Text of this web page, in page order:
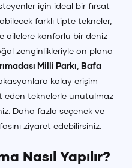
için ideal bir fırsat
farklı tipte tekneler,
ailelere konforlu bir deniz
zenginlikleriyle ön plana
Milli Parkı Bafa
kolay erişim
eden teknelerle unutulmaz
Daha fazla seçenek ve
ziyaret edebilirsiniz.
Nasıl Yapılır?